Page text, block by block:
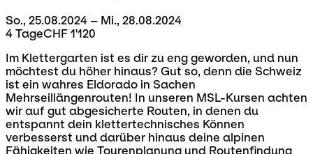
So., 25.08.2024 – Mi., 28.08.2024
4 TageCHF 1'120
Im Klettergarten ist es dir zu eng geworden, und nun
möchtest du höher hinaus? Gut so, denn die Schweiz
ist ein wahres Eldorado in Sachen
Mehrseillängenrouten! In unseren MSL-Kursen achten
wir auf gut abgesicherte Routen, in denen du
entspannt dein klettertechnisches Können
verbesserst und darüber hinaus deine alpinen
Fähigkeiten wie Tourenplanung und Routenfindung